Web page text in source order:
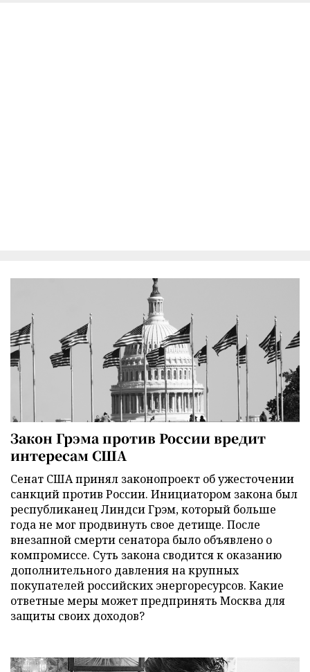
Закон Грэма против России вредит
интересам США
Сенат США принял законопроект об ужесточении
санкций против России. Инициатором закона был
республиканец Линдси Грэм, который больше
года не мог продвинуть свое детище. После
внезапной смерти сенатора было объявлено о
компромиссе. Суть закона сводится к оказанию
дополнительного давления на крупных
покупателей российских энергоресурсов. Какие
ответные меры может предпринять Москва для
защиты своих доходов?